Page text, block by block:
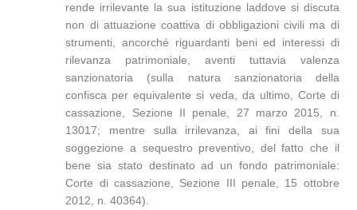
rende irrilevante la sua istituzione laddove si discuta
non di attuazione coattiva di obbligazioni civili ma di
strumenti, ancorché riguardanti beni ed interessi di
rilevanza patrimoniale, aventi tuttavia valenza
sanzionatoria (sulla natura sanzionatoria della
confisca per equivalente si veda, da ultimo, Corte di
cassazione, Sezione II penale, 27 marzo 2015, n.
13017; mentre sulla irrilevanza, ai fini della sua
soggezione a sequestro preventivo, del fatto che il
bene sia stato destinato ad un fondo patrimoniale:
Corte di cassazione, Sezione III penale, 15 ottobre
2012, n. 40364).